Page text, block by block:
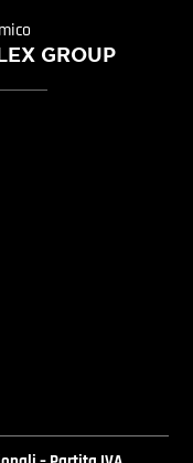
GROUP